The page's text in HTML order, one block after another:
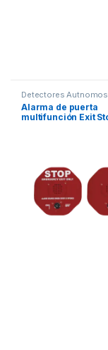
Detectores Autnomos
Alarma de puerta
multifunción Exit